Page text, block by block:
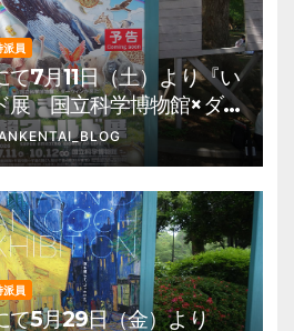
派員
て7月11日（土）より『い
展 国立科学博物館×ダ
』を開催。 上野公園
雑情報他
派員
て5月29日（金）より